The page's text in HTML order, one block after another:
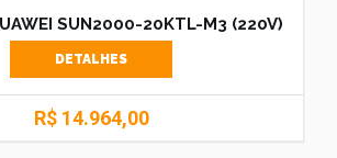
SUN2000-20KTL-M3 (220V)
DETALHES
R$ 14.964,00